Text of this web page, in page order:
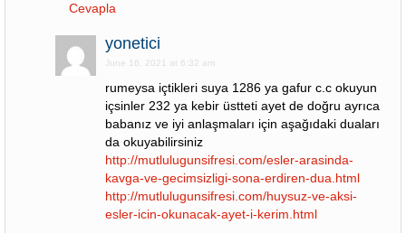
Cevapla
yonetici
June 16, 2021 at 6:32 am
rumeysa içtikleri suya 1286 ya gafur c.c okuyun
içsinler 232 ya kebir üstteti ayet de doğru ayrıca
babanız ve iyi anlaşmaları için aşağıdaki duaları
da okuyabilirsiniz
http://mutlulugunsifresi.com/esler-arasinda-
kavga-ve-gecimsizligi-sona-erdiren-dua.html
http://mutlulugunsifresi.com/huysuz-ve-aksi-
esler-icin-okunacak-ayet-i-kerim.html